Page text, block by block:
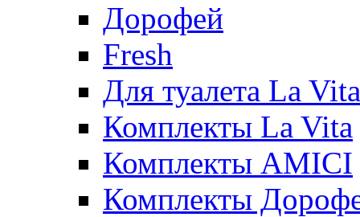
Дорофей
Fresh
Для туалета La Vita
Комплекты La Vita
Комплекты AMICI
Комплекты